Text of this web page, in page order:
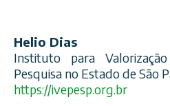
Helio Dias
Instituto para
Pesquisa no Estado de São
https://ivepesp.org.br